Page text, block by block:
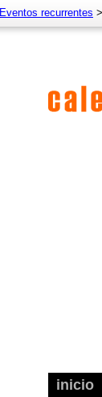
inicio
Eventos recurrentes >